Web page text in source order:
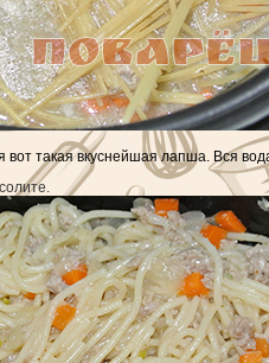
такая вкуснейшая лапша. Вся